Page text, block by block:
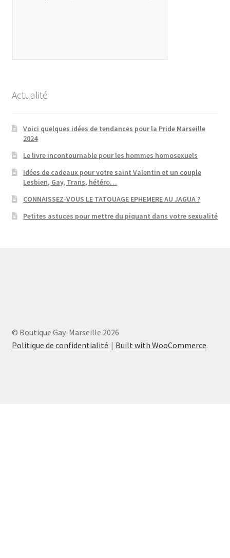
Actualité
Voici quelques idées de tendances pour la Pride Marseille
2024
Le livre incontournable pour les hommes homosexuels
Idées de cadeaux pour votre saint Valentin et un couple
Lesbien, Gay, Trans, hétéro…
CONNAISSEZ-VOUS LE TATOUAGE EPHEMERE AU JAGUA ?
Petites astuces pour mettre du piquant dans votre sexualité
© Boutique Gay-Marseille 2026
Politique de confidentialité
Built with WooCommerce.